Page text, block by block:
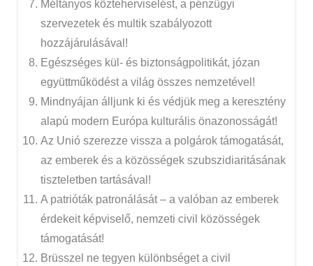
Méltányos közteherviselést, a pénzügyi
szervezetek és multik szabályozott
hozzájárulásával!
Egészséges kül- és biztonságpolitikát, józan
együttműködést a világ összes nemzetével!
Mindnyájan álljunk ki és védjük meg a keresztény
alapú modern Európa kulturális önazonosságát!
Az Unió szerezze vissza a polgárok támogatását,
az emberek és a közösségek szubszidiaritásának
tiszteletben tartásával!
A patrióták patronálását – a valóban az emberek
érdekeit képviselő, nemzeti civil közösségek
támogatását!
Brüsszel ne tegyen különbséget a civil